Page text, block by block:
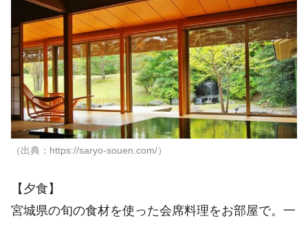
（出典：https://saryo-souen.com/）
【夕食】
宮城県の旬の食材を使った会席料理をお部屋で。一